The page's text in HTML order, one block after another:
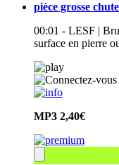
pièce grosse
00:01 - LESF |
surface en pierre
MP3 2,40€